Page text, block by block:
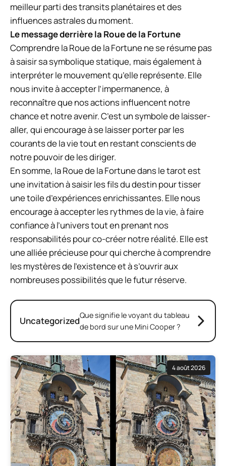
meilleur parti des transits planétaires et des
influences astrales du moment.
Le message derrière la Roue de la Fortune
Comprendre la Roue de la Fortune ne se résume pas
à saisir sa symbolique statique, mais également à
interpréter le mouvement qu’elle représente. Elle
nous invite à accepter l’impermanence, à
reconnaître que nos actions influencent notre
chance et notre avenir. C’est un symbole de laisser-
aller, qui encourage à se laisser porter par les
courants de la vie tout en restant conscients de
notre pouvoir de les diriger.
En somme, la Roue de la Fortune dans le tarot est
une invitation à saisir les fils du destin pour tisser
une toile d’expériences enrichissantes. Elle nous
encourage à accepter les rythmes de la vie, à faire
confiance à l’univers tout en prenant nos
responsabilités pour co-créer notre réalité. Elle est
une alliée précieuse pour qui cherche à comprendre
les mystères de l’existence et à s’ouvrir aux
nombreuses possibilités que le futur réserve.
UncategorizedQue signifie le voyant du tableau
de bord sur une Mini Cooper ?
4 août 2026